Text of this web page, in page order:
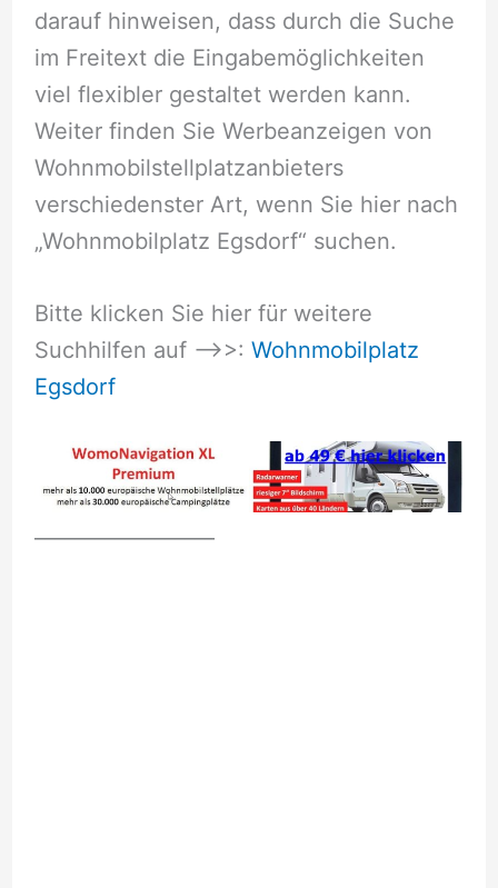
darauf hinweisen, dass durch die Suche
im Freitext die Eingabemöglichkeiten
viel flexibler gestaltet werden kann.
Weiter finden Sie Werbeanzeigen von
Wohnmobilstellplatzanbieters
verschiedenster Art, wenn Sie hier nach
„Wohnmobilplatz Egsdorf“ suchen.
Bitte klicken Sie hier für weitere
Suchhilfen auf –>>: Wohnmobilplatz
Egsdorf